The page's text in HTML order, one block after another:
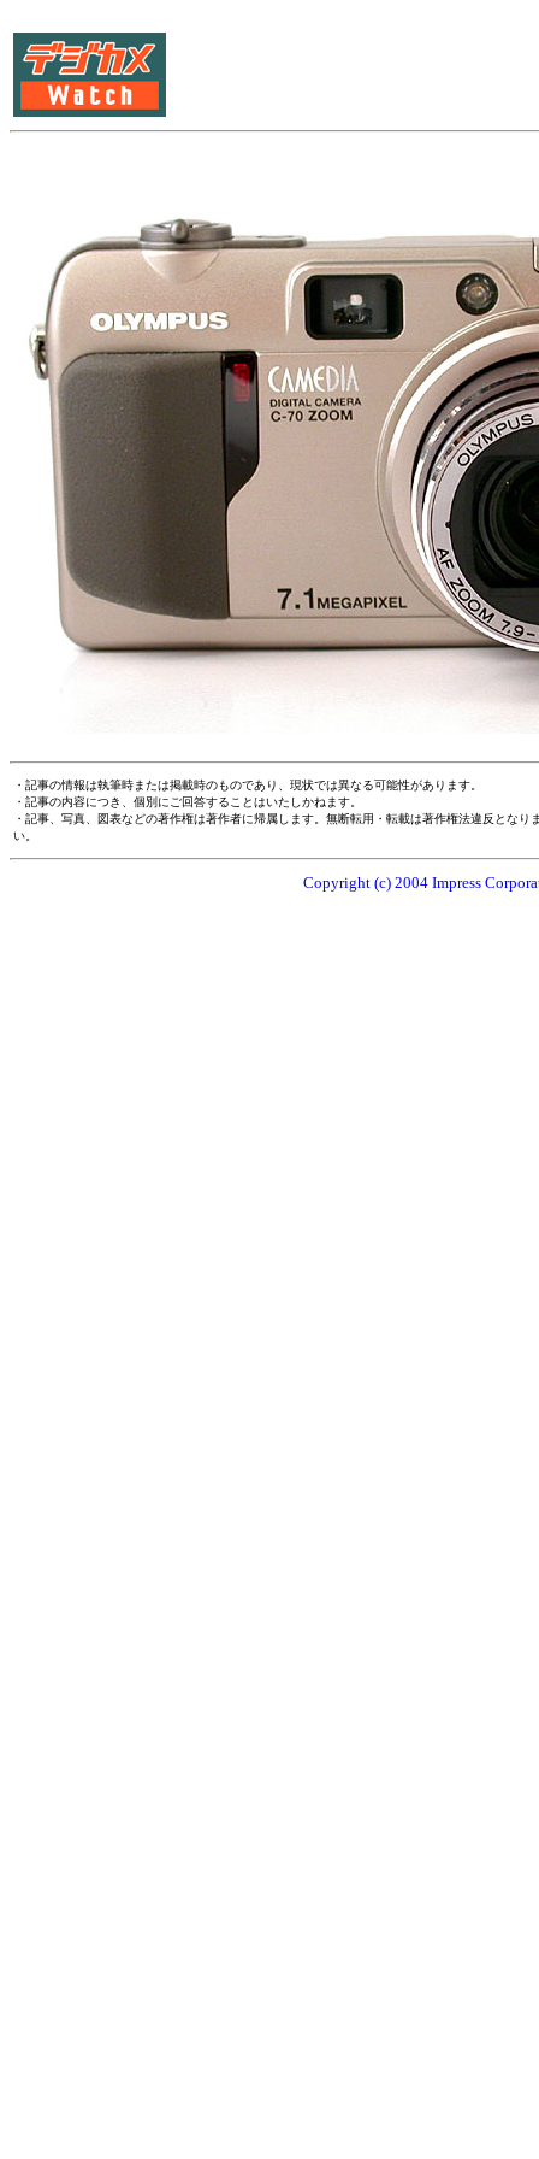
・記事の情報は執筆時または掲載時のものであり、現状では異なる可能性があります。
・記事の内容につき、個別にご回答することはいたしかねます。
・記事、写真、図表などの著作権は著作者に帰属します。無断転用・転載は著作権法違反とな
い。
Copyright (c) 2004 Impress